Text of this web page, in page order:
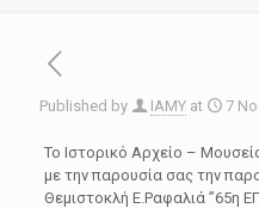
Published by IAMY at 7
Το Ιστορικό Αρχείο –
με την παρουσία σας την
Θεμιστοκλή Ε.Ραφαλιά ”65η